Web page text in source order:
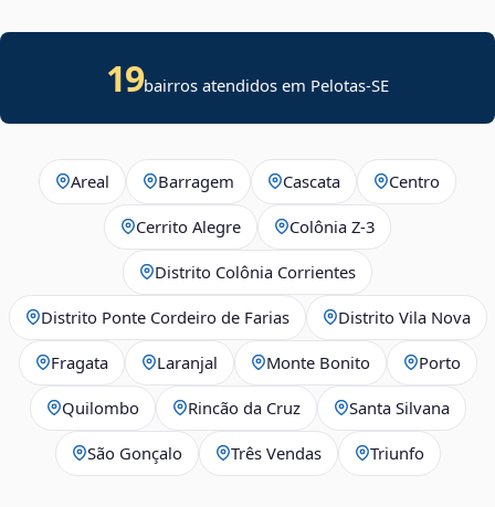
19bairros atendidos em Pelotas-SE
Areal Barragem Cascata Centro
Cerrito Alegre Colônia Z-3
Distrito Colônia Corrientes
Distrito Ponte Cordeiro de Farias Distrito Vila Nova
Fragata Laranjal Monte Bonito Porto
Quilombo Rincão da Cruz Santa Silvana
São Gonçalo Três Vendas Triunfo